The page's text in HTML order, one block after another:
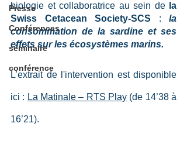
Presse
Conférences
séminaire
conférence
biologie et collaboratrice au sein de la
Swiss Cetacean Society-SCS : la
consommation de la sardine et ses
effets sur les écosystèmes marins.
L’extrait de l'intervention est disponible
ici : La Matinale – RTS Play (de 14’38 à
16’21).